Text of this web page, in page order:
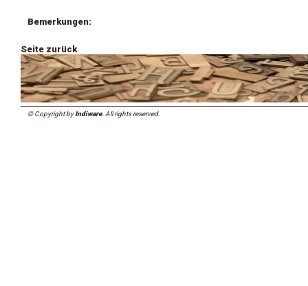
Bemerkungen:
Seite zurück
© Copyright byIndiware. All rights reserved.